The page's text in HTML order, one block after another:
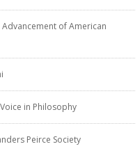
of American
in Philosophy
Peirce Society